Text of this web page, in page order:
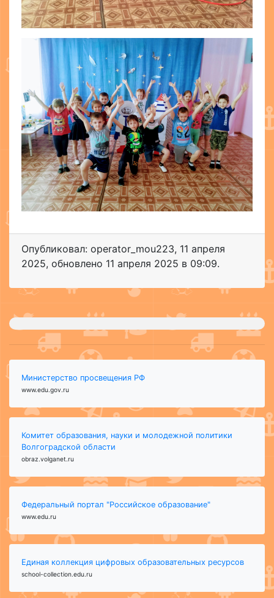
Опубликовал: operator_mou223, 11 апреля
2025, обновлено 11 апреля 2025 в 09:09.
Министерство просвещения РФ
www.edu.gov.ru
Комитет образования, науки и молодежной политики
Волгоградской области
obraz.volganet.ru
Федеральный портал "Российское образование"
www.edu.ru
Единая коллекция цифровых образовательных ресурсов
school-collection.edu.ru